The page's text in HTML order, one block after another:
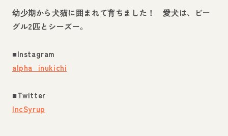
幼少期から犬猫に囲まれて育ちました！ 愛犬は、ビー
グル2匹とシーズー。
■Instagram
alpha_inukichi
■Twitter
IncSyrup